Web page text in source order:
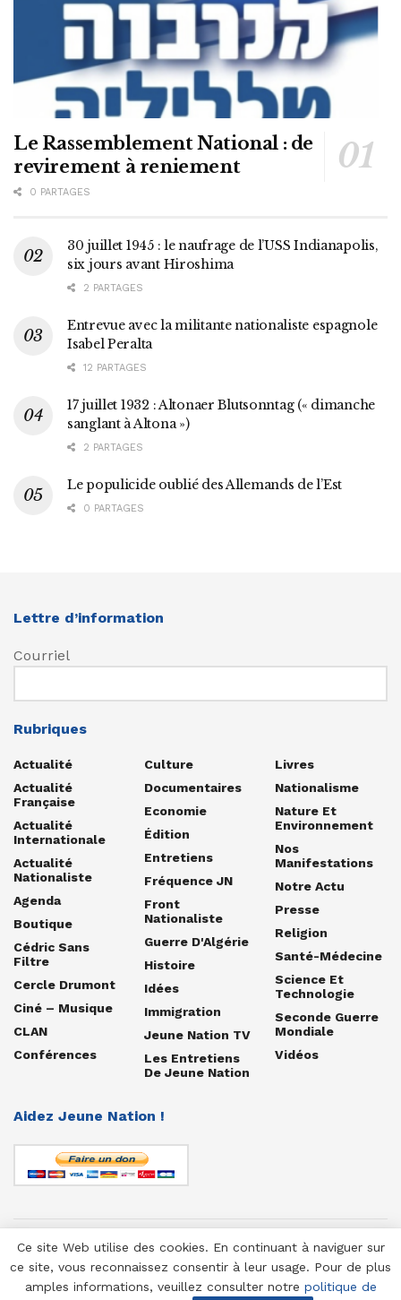
Le Rassemblement National : de
revirement à reniement
0 PARTAGES
30 juillet 1945 : le naufrage de l’USS Indianapolis,
six jours avant Hiroshima
2 PARTAGES
Entrevue avec la militante nationaliste espagnole
Isabel Peralta
12 PARTAGES
17 juillet 1932 : Altonaer Blutsonntag (« dimanche
sanglant à Altona »)
2 PARTAGES
Le populicide oublié des Allemands de l’Est
0 PARTAGES
Lettre d’information
Courriel
Rubriques
Actualité
Actualité
Française
Actualité
Internationale
Actualité
Nationaliste
Agenda
Boutique
Cédric Sans
Filtre
Cercle Drumont
Ciné – Musique
CLAN
Conférences
Culture
Documentaires
Economie
Édition
Entretiens
Fréquence JN
Front
Nationaliste
Guerre D'Algérie
Histoire
Idées
Immigration
Jeune Nation TV
Les Entretiens
De Jeune Nation
Livres
Nationalisme
Nature Et
Environnement
Nos
Manifestations
Notre Actu
Presse
Religion
Santé-Médecine
Science Et
Technologie
Seconde Guerre
Mondiale
Vidéos
Aidez Jeune Nation !
© 1958-2025 Jeune Nation
Ce site Web utilise des cookies. En continuant à naviguer sur
ce site, vous reconnaissez consentir à leur usage. Pour de plus
amples informations, veuillez consulter notre politique de